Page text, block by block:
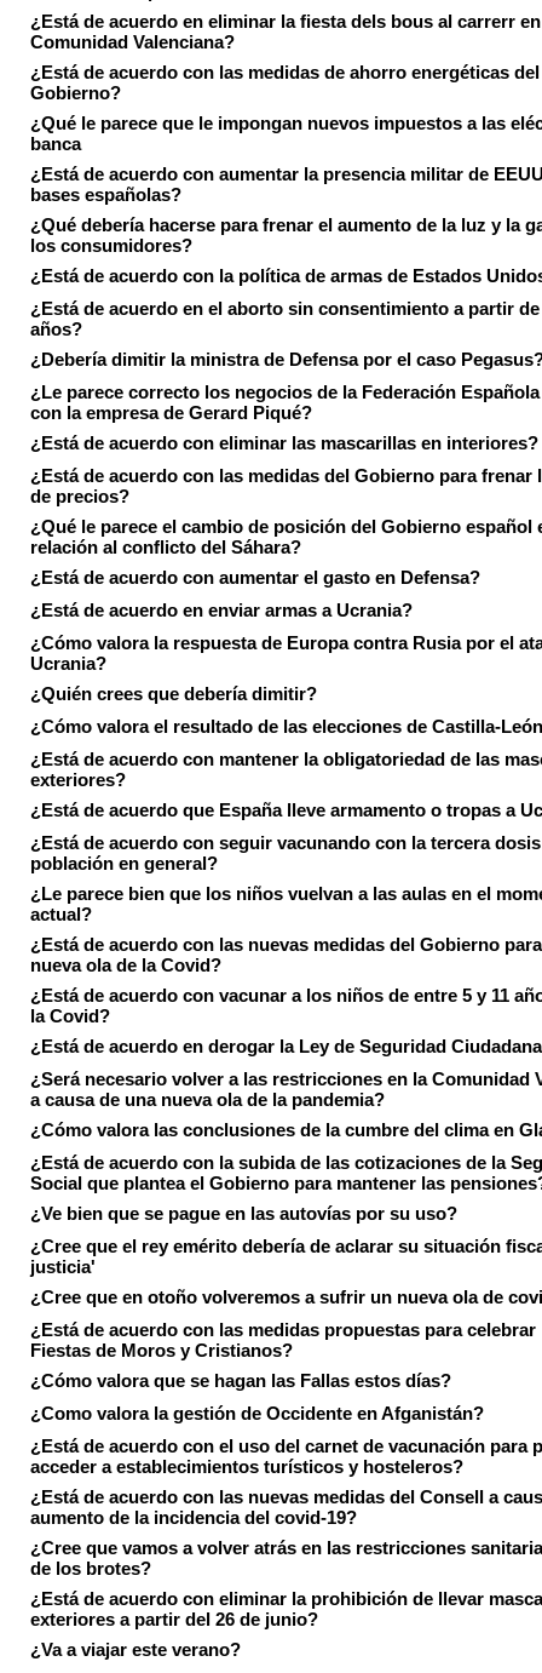
¿Está de acuerdo en eliminar la fiesta dels bous al carrerr
Comunidad Valenciana?
¿Está de acuerdo con las medidas de ahorro energéticas del
Gobierno?
¿Qué le parece que le impongan nuevos impuestos a las
banca
¿Está de acuerdo con aumentar la presencia militar de
bases españolas?
¿Qué debería hacerse para frenar el aumento de la luz y la
los consumidores?
¿Está de acuerdo con la política de armas de Estados
¿Está de acuerdo en el aborto sin consentimiento a partir
años?
¿Debería dimitir la ministra de Defensa por el caso
¿Le parece correcto los negocios de la Federación
con la empresa de Gerard Piqué?
¿Está de acuerdo con eliminar las mascarillas en interiores?
¿Está de acuerdo con las medidas del Gobierno para frenar
de precios?
¿Qué le parece el cambio de posición del Gobierno español
relación al conflicto del Sáhara?
¿Está de acuerdo con aumentar el gasto en Defensa?
¿Está de acuerdo en enviar armas a Ucrania?
¿Cómo valora la respuesta de Europa contra Rusia por el
Ucrania?
¿Quién crees que debería dimitir?
¿Cómo valora el resultado de las elecciones de Castilla-
¿Está de acuerdo con mantener la obligatoriedad de las
exteriores?
¿Está de acuerdo que España lleve armamento o tropas a
¿Está de acuerdo con seguir vacunando con la tercera
población en general?
¿Le parece bien que los niños vuelvan a las aulas en el
actual?
¿Está de acuerdo con las nuevas medidas del Gobierno
nueva ola de la Covid?
¿Está de acuerdo con vacunar a los niños de entre 5 y 11
la Covid?
¿Está de acuerdo en derogar la Ley de Seguridad
¿Será necesario volver a las restricciones en la Comunidad
a causa de una nueva ola de la pandemia?
¿Cómo valora las conclusiones de la cumbre del clima en
¿Está de acuerdo con la subida de las cotizaciones de la
Social que plantea el Gobierno para mantener las
¿Ve bien que se pague en las autovías por su uso?
¿Cree que el rey emérito debería de aclarar su situación
justicia'
¿Cree que en otoño volveremos a sufrir un nueva ola de
¿Está de acuerdo con las medidas propuestas para celebrar
Fiestas de Moros y Cristianos?
¿Cómo valora que se hagan las Fallas estos días?
¿Como valora la gestión de Occidente en Afganistán?
¿Está de acuerdo con el uso del carnet de vacunación para
acceder a establecimientos turísticos y hosteleros?
¿Está de acuerdo con las nuevas medidas del Consell a
aumento de la incidencia del covid-19?
¿Cree que vamos a volver atrás en las restricciones
de los brotes?
¿Está de acuerdo con eliminar la prohibición de llevar
exteriores a partir del 26 de junio?
¿Va a viajar este verano?